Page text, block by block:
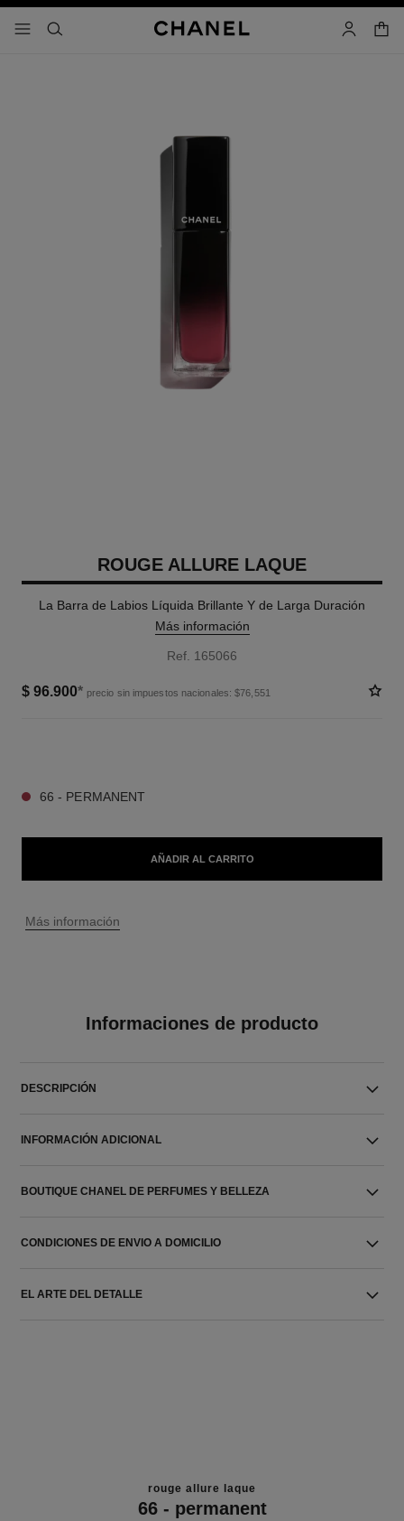
- navegación principal
buscar cuenta
ROUGE ALLURE LAQUE
La Barra de Labios Líquida Brillante Y de Larga Duración
Más información
Ref. 165066
$ 96.900* precio sin impuestos nacionales: $76,551
66 - PERMANENT
AÑADIR AL CARRITO
↩
Más información
Informaciones de producto
DESCRIPCIÓN
INFORMACIÓN ADICIONAL
BOUTIQUE CHANEL DE PERFUMES Y BELLEZA
CONDICIONES DE ENVIO A DOMICILIO
EL ARTE DEL DETALLE
rouge allure laque
66 - permanent